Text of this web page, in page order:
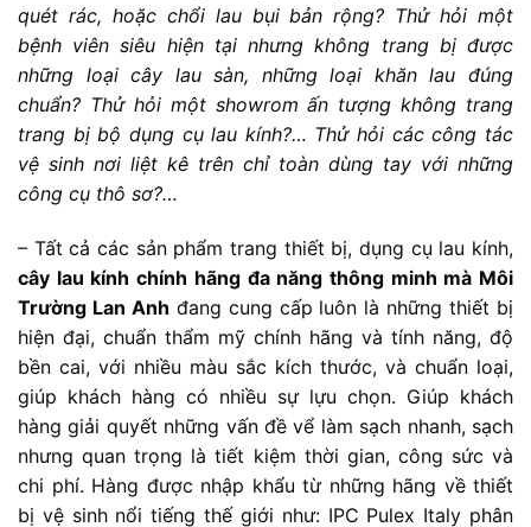
quét rác, hoặc chổi lau bụi bản rộng? Thử hỏi một
bệnh viên siêu hiện tại nhưng không trang bị được
những loại cây lau sàn, những loại khăn lau đúng
chuẩn? Thử hỏi một showrom ấn tượng không trang
trang bị bộ dụng cụ lau kính?… Thử hỏi các công tác
vệ sinh nơi liệt kê trên chỉ toàn dùng tay với những
công cụ thô sơ?…
– Tất cả các sản phẩm trang thiết bị, dụng cụ lau kính,
cây lau kính chính hãng đa năng thông minh mà Môi
Trường Lan Anh đang cung cấp luôn là những thiết bị
hiện đại, chuẩn thẩm mỹ chính hãng và tính năng, độ
bền cai, với nhiều màu sắc kích thước, và chuẩn loại,
giúp khách hàng có nhiều sự lựu chọn. Giúp khách
hàng giải quyết những vấn đề vể làm sạch nhanh, sạch
nhưng quan trọng là tiết kiệm thời gian, công sức và
chi phí. Hàng được nhập khẩu từ những hãng về thiết
bị vệ sinh nổi tiếng thế giới như: IPC Pulex Italy phân